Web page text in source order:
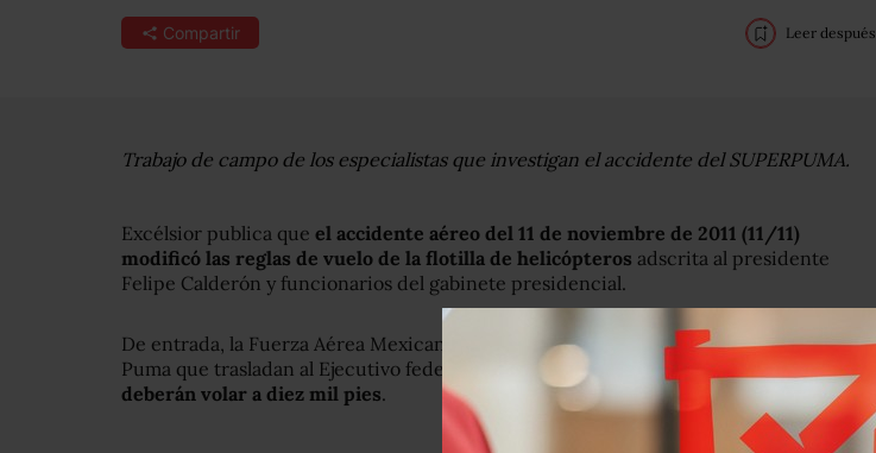
Compartir Leer después
Trabajo de campo de los especialistas que investigan el accidente del SUPERPUMA.
Excélsior publica que el accidente aéreo del 11 de noviembre de 2011 (11/11)
modificó las reglas de vuelo de la flotilla de helicópteros adscrita al presidente
Felipe Calderón y funcionarios del gabinete presidencial.
De entrada, la Fuerza Aérea Mexicana (FAM) estableció que las unidades Súper
Puma que trasladan al Ejecutivo federal y a sus colaboradores y acompañantes,
deberán volar a diez mil pies.